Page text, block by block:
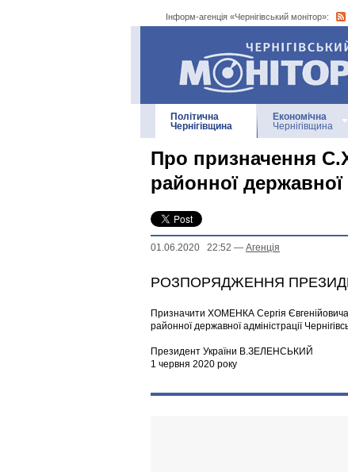
Інформ-агенція «Чернігівський монітор»:
Інформ-агенція
«Чернігівський
Політична
Чернігівщина
Економічна
Чернігівщина
Про призначення
районної
01.06.2020 22:52 — Агенцiя
РОЗПОРЯДЖЕННЯ
Призначити ХОМЕНКА Сергія
районної державної адміністрації
Президент України В.ЗЕЛЕНСЬКИЙ
1 червня 2020 року